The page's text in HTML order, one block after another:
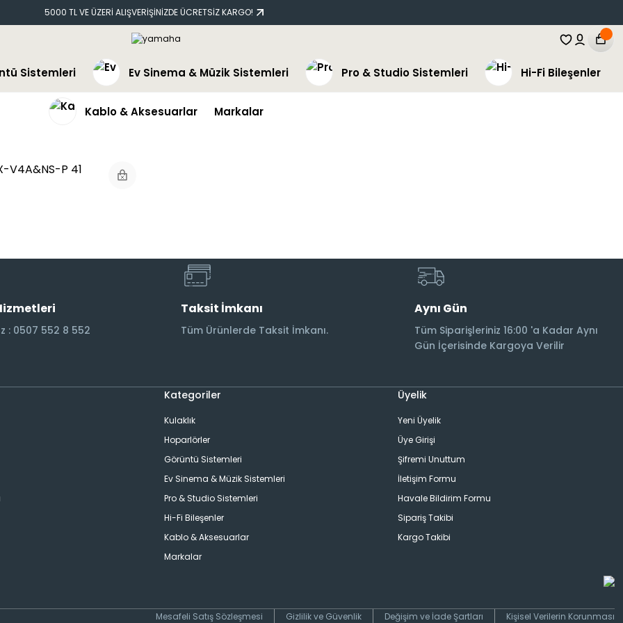
5000 TL VE ÜZERİ ALIŞVERİŞİNİZDE ÜCRETSİZ KARGO!
Sistemleri Ev Sinema & Müzik Sistemleri Pro & Studio Sistemleri Hi-Fi Bileşenler
Kablo & Aksesuarlar Markalar
V4A&NS-P 41
: 0507 552 8 552
Taksit İmkanı
Tüm Ürünlerde Taksit İmkanı.
Aynı Gün
Tüm Siparişleriniz 16:00 'a Kadar Aynı
Gün İçerisinde Kargoya Verilir
Kategoriler
Kulaklık
Hoparlörler
Görüntü Sistemleri
Ev Sinema & Müzik Sistemleri
Pro & Studio Sistemleri
Hi-Fi Bileşenler
Kablo & Aksesuarlar
Markalar
Üyelik
Yeni Üyelik
Üye Girişi
Şifremi Unuttum
İletişim Formu
Havale Bildirim Formu
Sipariş Takibi
Kargo Takibi
Mesafeli Satış Sözleşmesi Gizlilik ve Güvenlik Değişim ve İade Şartları Kişisel Verilerin Korunması